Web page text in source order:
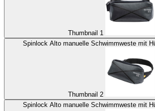
Thumbnail 1
Spinlock Alto manuelle Schwimmweste mit
Thumbnail 2
Spinlock Alto manuelle Schwimmweste mit